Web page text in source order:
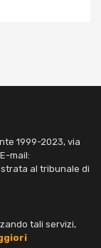
1999-2023, via
mail:
al tribunale di
tali servizi,